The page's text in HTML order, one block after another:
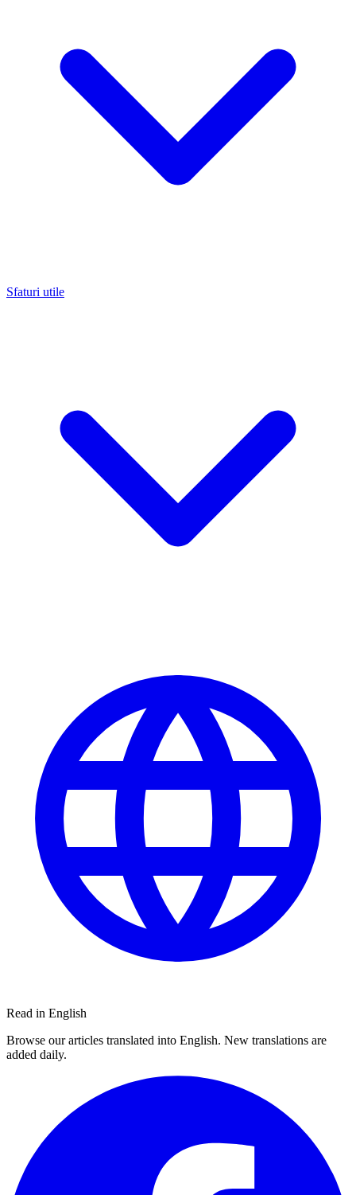
Sfaturi utile
Read in English
Browse our articles translated into English. New translations are
added daily.